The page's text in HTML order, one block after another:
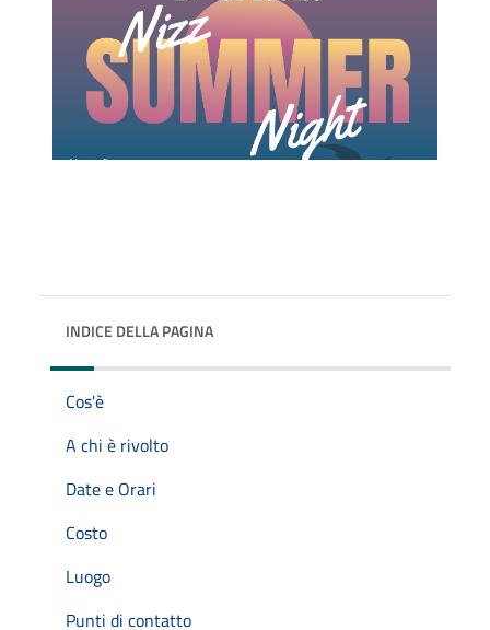
INDICE DELLA PAGINA
Cos'è
A chi è rivolto
Date e Orari
Costo
Luogo
Punti di contatto